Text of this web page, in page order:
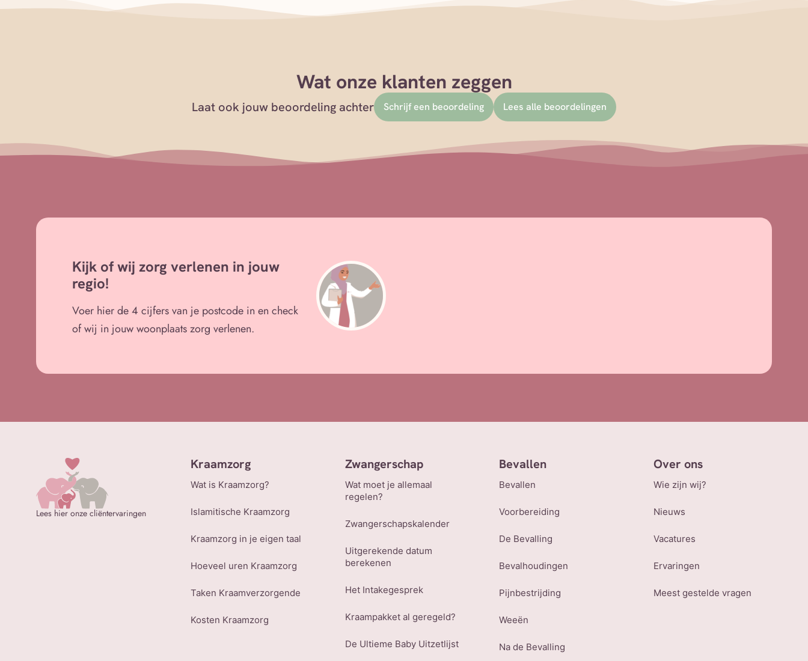
Wat onze klanten zeggen
Laat ook jouw beoordeling achter Schrijf een beoordeling Lees alle beoordelingen
Kijk of wij zorg verlenen in jouw
regio!
Voer hier de 4 cijfers van je postcode in en check
of wij in jouw woonplaats zorg verlenen.
Lees hier onze cliëntervaringen
Kraamzorg
Wat is Kraamzorg?
Islamitische Kraamzorg
Kraamzorg in je eigen taal
Hoeveel uren Kraamzorg
Taken Kraamverzorgende
Kosten Kraamzorg
Zwangerschap
Wat moet je allemaal
regelen?
Zwangerschapskalender
Uitgerekende datum
berekenen
Het Intakegesprek
Kraampakket al geregeld?
De Ultieme Baby Uitzetlijst
Bevallen
Bevallen
Voorbereiding
De Bevalling
Bevalhoudingen
Pijnbestrijding
Weeën
Na de Bevalling
Over ons
Wie zijn wij?
Nieuws
Vacatures
Ervaringen
Meest gestelde vragen